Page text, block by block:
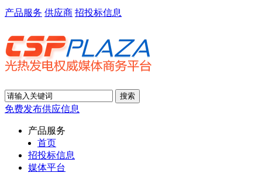
产品服务 供应商 招投标信息
免费发布供应信息
产品服务
首页
招投标信息
媒体平台